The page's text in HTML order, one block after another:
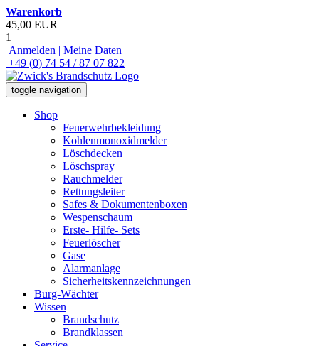
Warenkorb
45,00 EUR
1
Anmelden | Meine Daten
+49 (0) 74 54 / 87 07 822
toggle navigation
Shop
Feuerwehrbekleidung
Kohlenmonoxidmelder
Löschdecken
Löschspray
Rauchmelder
Rettungsleiter
Safes & Dokumentenboxen
Wespenschaum
Erste- Hilfe- Sets
Feuerlöscher
Gase
Alarmanlage
Sicherheitskennzeichnungen
Burg-Wächter
Wissen
Brandschutz
Brandklassen